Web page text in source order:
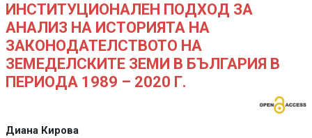
ИНСТИТУЦИОНАЛЕН ПОДХОД ЗА
АНАЛИЗ НА ИСТОРИЯТА НА
ЗАКОНОДАТЕЛСТВОТО НА
ЗЕМЕДЕЛСКИТЕ ЗЕМИ В БЪЛГАРИЯ В
ПЕРИОДА 1989 – 2020 Г.
Диана Кирова